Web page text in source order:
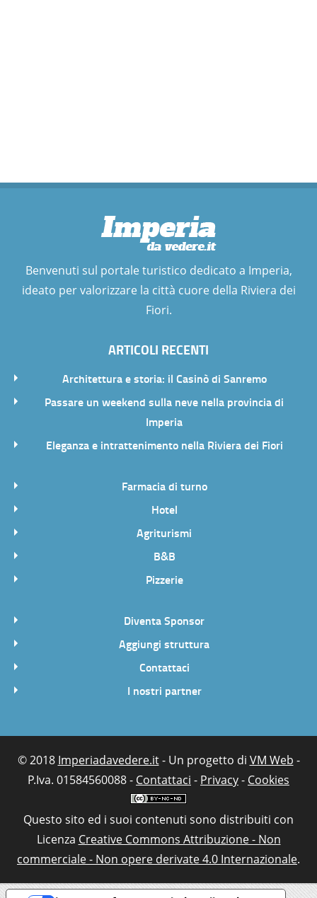
Benvenuti sul portale turistico dedicato a Imperia,
ideato per valorizzare la città cuore della Riviera dei
Fiori.
ARTICOLI RECENTI
Architettura e storia: il Casinò di Sanremo
Passare un weekend sulla neve nella provincia di
Imperia
Eleganza e intrattenimento nella Riviera dei Fiori
Farmacia di turno
Hotel
Agriturismi
B&B
Pizzerie
Diventa Sponsor
Aggiungi struttura
Contattaci
I nostri partner
© 2018 Imperiadavedere.it- Un progetto di VM Web -
P.Iva. 01584560088 - Contattaci - Privacy- Cookies
Questo sito ed i suoi contenuti sono distribuiti con
Licenza Creative Commons Attribuzione - Non
commerciale - Non opere derivate 4.0 Internazionale.